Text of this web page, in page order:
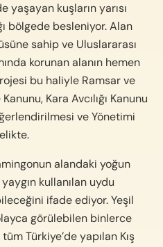
yaşayan kuşların yarısı
bölgede besleniyor. Alan
sahip ve Uluslararası
korunan alanın hemen
bu haliyle Ramsar ve
Kara Avcılığı Kanunu
ve Yönetimi
alandaki yoğun
kullanılan uydu
ifade ediyor. Yeşil
görülebilen binlerce
Türkiye’de yapılan Kış